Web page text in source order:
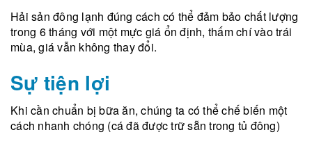
Hải sản đông lạnh đúng cách có thể đảm bảo chất lượng
trong 6 tháng với một mực giá ổn định, thấm chí vào trái
mùa, giá vẫn không thay đổi.
Sự tiện lợi
Khi cần chuẩn bị bữa ăn, chúng ta có thể chế biến một
cách nhanh chóng (cá đã được trữ sẵn trong tủ đông)